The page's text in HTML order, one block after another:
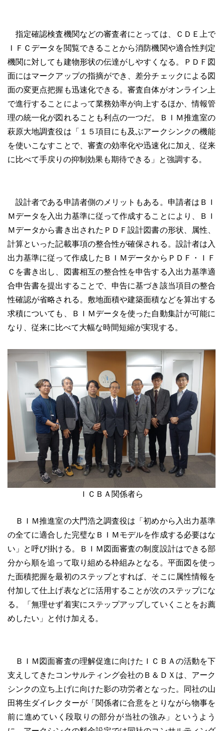
指定確認検査機関などの審査者にとっては、ＣＤＥ上で
ＩＦＣデータを閲覧できることから消防機関や適合性判定
機関に対しても建物形状の伝達がしやすくなる。ＰＤＦ図
面にはマークアップの指摘ができ、差分チェックによる図
面の変更点把握も迅速化できる。審査自体がオンライン上
で進行することによって業務効率が向上するほか、情報管
理の統一化が図れることも利点の一つだ。ＢＩＭ推進室の
萩原大地調査役は「１５項目にも及ぶアークシンクの機能
を使いこなすことで、審査の効率化や迅速化に加え、従来
に比べて手戻りの抑制効果も期待できる」と強調する。
設計者である申請者側のメリットもある。申請者はＢＩ
Ｍデータを入出力基準に従って作成することにより、ＢＩ
Ｍデータから書き出されたＰＤＦ設計図書の形状、属性、
計算といった記載事項の整合性が確保される。設計者は入
出力基準に従って作成したＢＩＭデータからＰＤＦ・ＩＦ
Ｃを書き出し、図書相互の整合性を申告する入出力基準適
合申告書を提出することで、申告に基づき該当項目の整合
性確認が省略される。敷地面積や建築面積などを算出する
求積についても、ＢＩＭデータを使った自動集計が可能に
なり、従来に比べて大幅な時間短縮が実現する。
ＩＣＢＡ関係者ら
ＢＩＭ推進室の大門浩之調査役は「初めから入出力基準
の全てに適合した完璧なＢＩＭモデルを作成する必要はな
い」と呼び掛ける。ＢＩＭ図面審査の制度設計はできる部
分から順を追って取り組める枠組みとなる。平面図を使っ
た面積把握を最初のステップとすれば、そこに属性情報を
付加して仕上げ表などに活用することが次のステップにな
る。「無理せず着実にステップアップしていくことをお薦
めしたい」と付け加える。
ＢＩＭ図面審査の理解促進に向けたＩＣＢＡの活動を下
支えしてきたコンサルティング会社のＢ＆ＤＸは、アーク
シンクの立ち上げに向けた影の功労者となった。同社の山
田将生ダイレクターが「関係者に合意をとりながら物事を
前に進めていく段取りの部分が当社の強み」というよう